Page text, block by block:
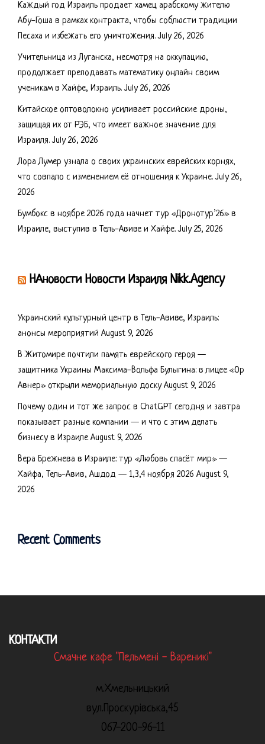
Каждый год Израиль продает хамец арабскому жителю
Абу-Гоша в рамках контракта, чтобы соблюсти традиции
Песаха и избежать его уничтожения. July 26, 2026
Учительница из Луганска, несмотря на оккупацию,
продолжает преподавать математику онлайн своим
ученикам в Хайфе, Израиль. July 26, 2026
Китайское оптоволокно усиливает российские дроны,
защищая их от РЭБ, что имеет важное значение для
Израиля. July 26, 2026
Лора Лумер узнала о своих украинских еврейских корнях,
что совпало с изменением её отношения к Украине. July 26,
2026
Бумбокс в ноябре 2026 года начнет тур «Дронотур’26» в
Израиле, выступив в Тель-Авиве и Хайфе. July 25, 2026
НАновости Новости Израиля Nikk.Agency
Украинский культурный центр в Тель-Авиве, Израиль:
анонсы мероприятий August 9, 2026
В Житомире почтили память еврейского героя —
защитника Украины Максима-Вольфа Булыгина: в лицее «Ор
Авнер» открыли мемориальную доску August 9, 2026
Почему один и тот же запрос в ChatGPT сегодня и завтра
показывает разные компании — и что с этим делать
бизнесу в Израиле August 9, 2026
Вера Брежнева в Израиле: тур «Любовь спасёт мир» —
Хайфа, Тель-Авив, Ашдод — 1,3,4 ноября 2026 August 9,
2026
Recent Comments
КОНТАКТИ
Смачне кафе "Пельмені - Вареникі"
м.Хмельницький
вул.Проскурівська,45
067-200-96-11